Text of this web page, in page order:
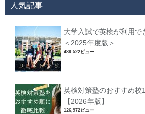
人気記事
大学入試で英検が利用
＜2025年度版＞
489,522ビュー
英検対策塾のおすすめ校
【2026年版】
126,972ビュー